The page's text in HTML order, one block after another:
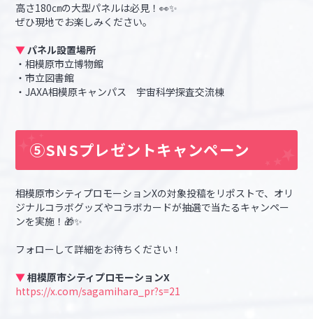
高さ180㎝の大型パネルは必見！👀✨
ぜひ現地でお楽しみください。
▼ パネル設置場所
・相模原市立博物館
・市立図書館
・JAXA相模原キャンパス 宇宙科学探査交流棟
⑤SNSプレゼントキャンペーン
相模原市シティプロモーションXの対象投稿をリポストで、オリ
ジナルコラボグッズやコラボカードが抽選で当たるキャンペー
ンを実施！🎁✨
フォローして詳細をお待ちください！
▼相模原市シティプロモーションX
https://x.com/sagamihara_pr?s=21